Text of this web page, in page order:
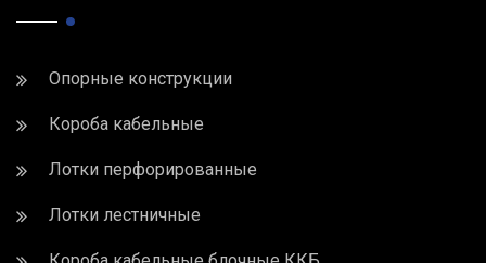
Опорные конструкции
Короба кабельные
Лотки перфорированные
Лотки лестничные